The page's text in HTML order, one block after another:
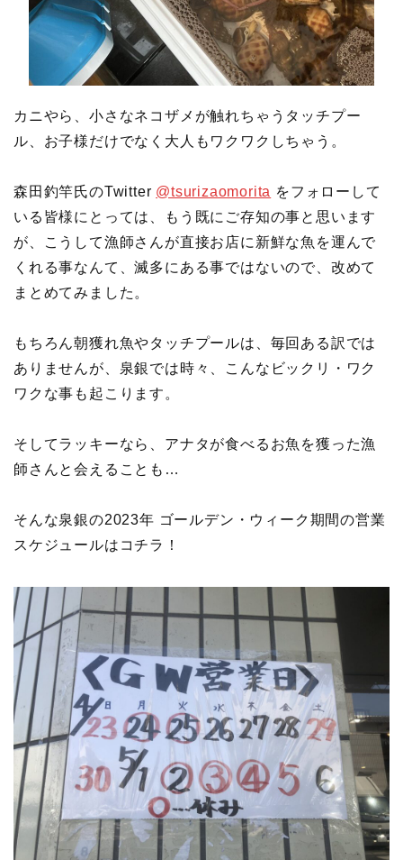
カニやら、小さなネコザメが触れちゃうタッチプー
ル、お子様だけでなく大人もワクワクしちゃう。
森田釣竿氏のTwitter @tsurizaomorita をフォローして
いる皆様にとっては、もう既にご存知の事と思います
が、こうして漁師さんが直接お店に新鮮な魚を運んで
くれる事なんて、滅多にある事ではないので、改めて
まとめてみました。
もちろん朝獲れ魚やタッチプールは、毎回ある訳では
ありませんが、泉銀では時々、こんなビックリ・ワク
ワクな事も起こります。
そしてラッキーなら、アナタが食べるお魚を獲った漁
師さんと会えることも…
そんな泉銀の2023年 ゴールデン・ウィーク期間の営業
スケジュールはコチラ！